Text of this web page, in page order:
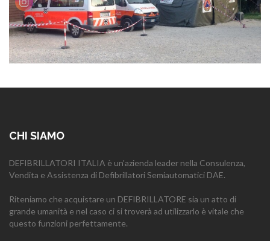
CHI SIAMO
DEFIBRILLATORI ITALIA è un'azienda leader nella Consulenza,
Vendita e Assistenza di Defibrillatori Semiautomatici DAE.
Riteniamo che acquistare un DEFIBRILLATORE sia un atto di
grande umanità e nel caso ci si troverà ad utilizzarlo è vitale che
questo funzioni perfettamente.